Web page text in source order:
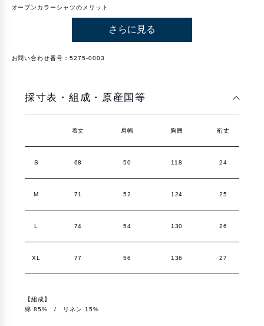
ら
オープンカラーシャツのメリット
さらに見る
お問い合わせ番号：5275-0003
採寸表・組成・原産国等
着丈 肩幅 胸囲 裄丈
S 68 50 118 24
M 71 52 124 25
L 74 54 130 26
XL 77 56 136 27
【組成】
綿 85% / リネン 15%